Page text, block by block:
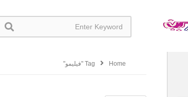
Home Tag "فیلیمو"